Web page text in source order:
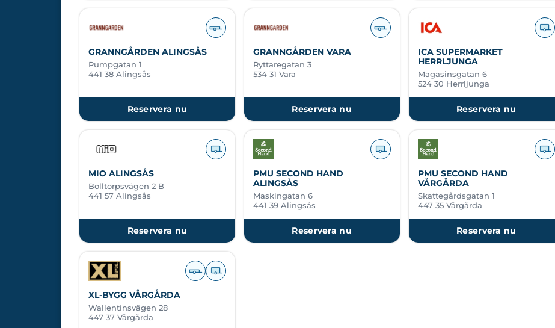
GRANNGÅRDEN ALINGSÅS
Pumpgatan 1
441 38 Alingsås
Reservera nu
GRANNGÅRDEN VARA
Ryttaregatan 3
534 31 Vara
Reservera nu
ICA SUPERMARKET
HERRLJUNGA
Magasinsgatan 6
524 30 Herrljunga
Reservera nu
MIO ALINGSÅS
Bolltorpsvägen 2 B
441 57 Alingsås
Reservera nu
PMU SECOND HAND
ALINGSÅS
Maskingatan 6
441 39 Alingsås
Reservera nu
PMU SECOND HAND
VÅRGÅRDA
Skattegårdsgatan 1
447 35 Vårgårda
Reservera nu
XL-BYGG VÅRGÅRDA
Wallentinsvägen 28
447 37 Vårgårda